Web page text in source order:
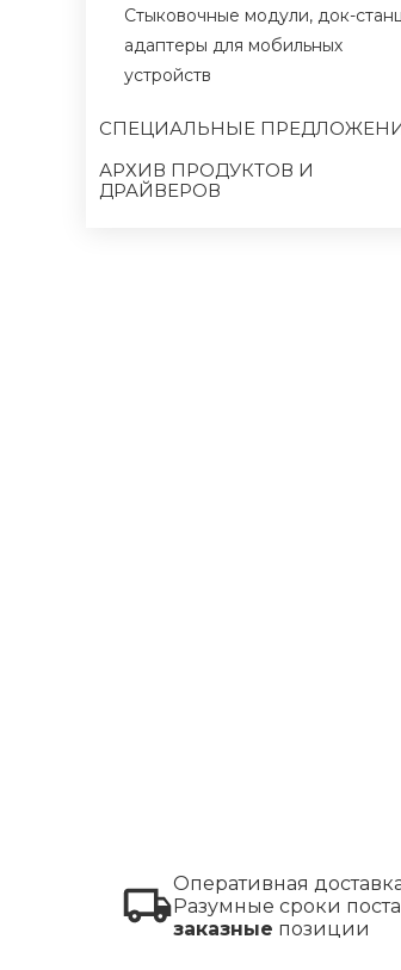
Cтыковочные модули, док-
адаптеры для мобильных
устройств
CПЕЦИАЛЬНЫЕ
АРХИВ ПРОДУКТОВ И
ДРАЙВЕРОВ
Оперативная
Разумные сроки
заказные позиции